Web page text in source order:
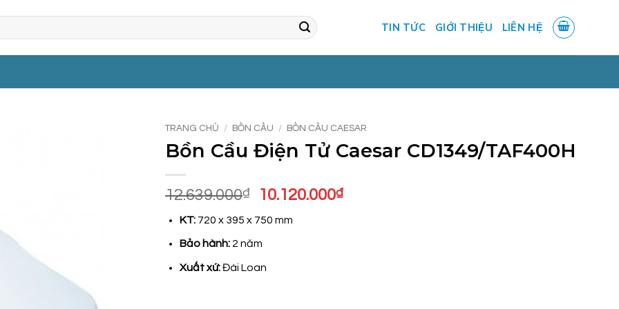
TIN TỨC GIỚI THIỆU LIÊN HỆ
TRANG CHỦ / BỒN CẦU / BỒN CẦU CAESAR
Bồn Cầu Điện Tử Caesar CD1349/TAF400H
12.639.000₫
Giá
là:
12.639.000₫.
10.120.000₫Giá
KT:720 x 395 x 750 mm
Bảo hành: 2 năm
Xuất xứ:Đài Loan